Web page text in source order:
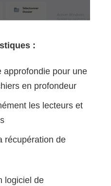
:
approfondie pour une
en profondeur
les lecteurs et
récupération de
logiciel de